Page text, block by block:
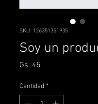
SKU: 126351351935
Soy un
Gs. 45
Cantidad *